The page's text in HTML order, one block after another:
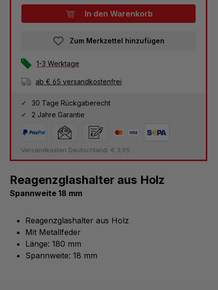
In den Warenkorb
Zum Merkzettel hinzufügen
1-3 Werktage
ab € 65 versandkostenfrei
30 Tage Rückgaberecht
2 Jahre Garantie
Versandkosten Deutschland: € 3,95
Reagenzglashalter aus Holz
Spannweite 18 mm
Reagenzglashalter aus Holz
Mit Metallfeder
Länge: 180 mm
Spannweite: 18 mm